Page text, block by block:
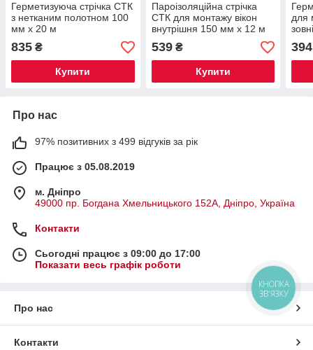
Герметизуюча стрічка СТК
з нетканим полотном 100
мм х 20 м
835 ₴
Купити
Пароізоляційна стрічка
СТК для монтажу вікон
внутрішня 150 мм х 12 м
W
539₴
Купити
для
394
Про нас
97% позитивних з 499 відгуків за рік
Працює з 05.08.2019
м. Дніпро
49000 пр. Богдана Хмельницького 152А, Дніпро, Україна
Контакти
Сьогодні працює з 09:00 до 17:00
Показати весь графік роботи
Про нас
Контакти
КНОПКА
ЗВ'ЯЗКУ